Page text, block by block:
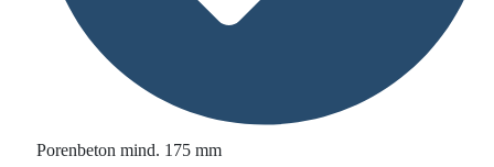
Porenbeton mind. 175 mm